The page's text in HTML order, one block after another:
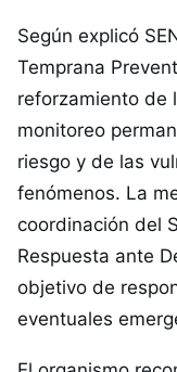
Según explicó
Temprana
reforzamiento de
monitoreo
riesgo y de las
fenómenos. La
coordinación del
Respuesta ante
objetivo de
eventuales